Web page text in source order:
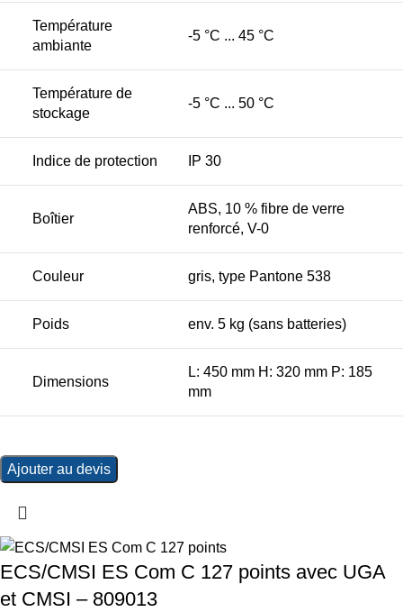
Température
ambiante
-5 °C ... 45 °C
Température de
stockage
-5 °C ... 50 °C
Indice de protection IP 30
Boîtier
ABS, 10 % fibre de verre
renforcé, V-0
Couleur gris, type Pantone 538
Poids env. 5 kg (sans batteries)
Dimensions
L: 450 mm H: 320 mm P: 185
mm
Ajouter au devis
ECS/CMSI ES Com C 127 points avec UGA
et CMSI – 809013